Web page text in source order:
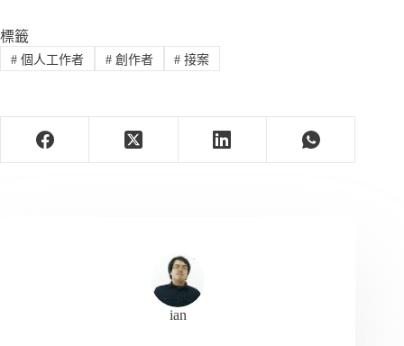
標籤
#個人工作者 #創作者 # 接案
ian